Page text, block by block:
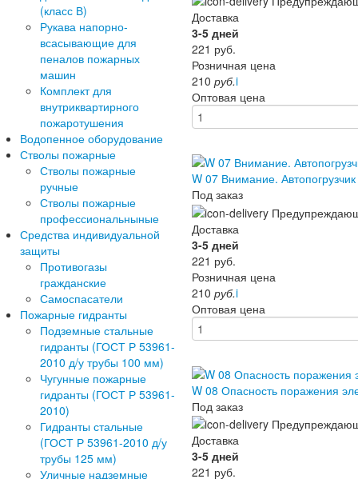
(класс В)
Рукава напорно-
всасывающие для
пеналов пожарных
машин
Комплект для
внутриквартирного
пожаротушения
Водопенное оборудование
Стволы пожарные
Стволы пожарные
ручные
Стволы пожарные
профессиональныные
Средства индивидуальной
защиты
Противогазы
гражданские
Самоспасатели
Пожарные гидранты
Подземные стальные
гидранты (ГОСТ Р 53961-
2010 д/у трубы 100 мм)
Чугунные пожарные
гидранты (ГОСТ Р 53961-
2010)
Гидранты стальные
(ГОСТ Р 53961-2010 д/у
трубы 125 мм)
Уличные надземные
Доставка
3-5 дней
221 руб.
Розничная цена
210 руб.i
Оптовая цена
W 07 Внимание.
Под заказ
Доставка
3-5 дней
221 руб.
Розничная цена
210 руб.i
Оптовая цена
W 08 Опасность поражения
Под заказ
Доставка
3-5 дней
221 руб.